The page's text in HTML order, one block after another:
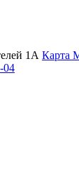
1А Карта
04